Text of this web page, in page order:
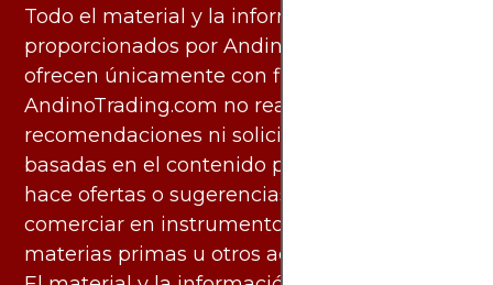
Todo el material y la información
proporcionados por AndinoTrading.com se
ofrecen únicamente con fines informativos.
AndinoTrading.com no realiza
recomendaciones ni solicita acciones
basadas en el contenido proporcionado, ni
hace ofertas o sugerencias para invertir o
comerciar en instrumentos financieros,
materias primas u otros activos.